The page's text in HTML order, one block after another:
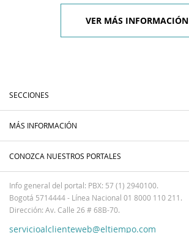
VER MÁS INFORMACIÓN
SECCIONES
MÁS INFORMACIÓN
CONOZCA NUESTROS PORTALES
Info general del portal: PBX: 57 (1) 2940100.
Bogotá 5714444 - Línea Nacional 01 8000 110 211.
Dirección: Av. Calle 26 # 68B-70.
servicioalclienteweb@eltiempo.com